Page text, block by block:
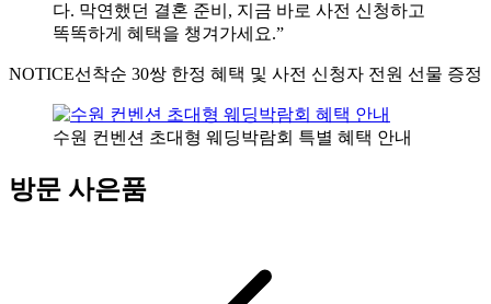
다. 막연했던 결혼 준비, 지금 바로 사전 신청하고
똑똑하게 혜택을 챙겨가세요.”
NOTICE선착순 30쌍 한정 혜택 및 사전 신청자 전원 선물 증정
수원 컨벤션 초대형 웨딩박람회 특별 혜택 안내
방문 사은품